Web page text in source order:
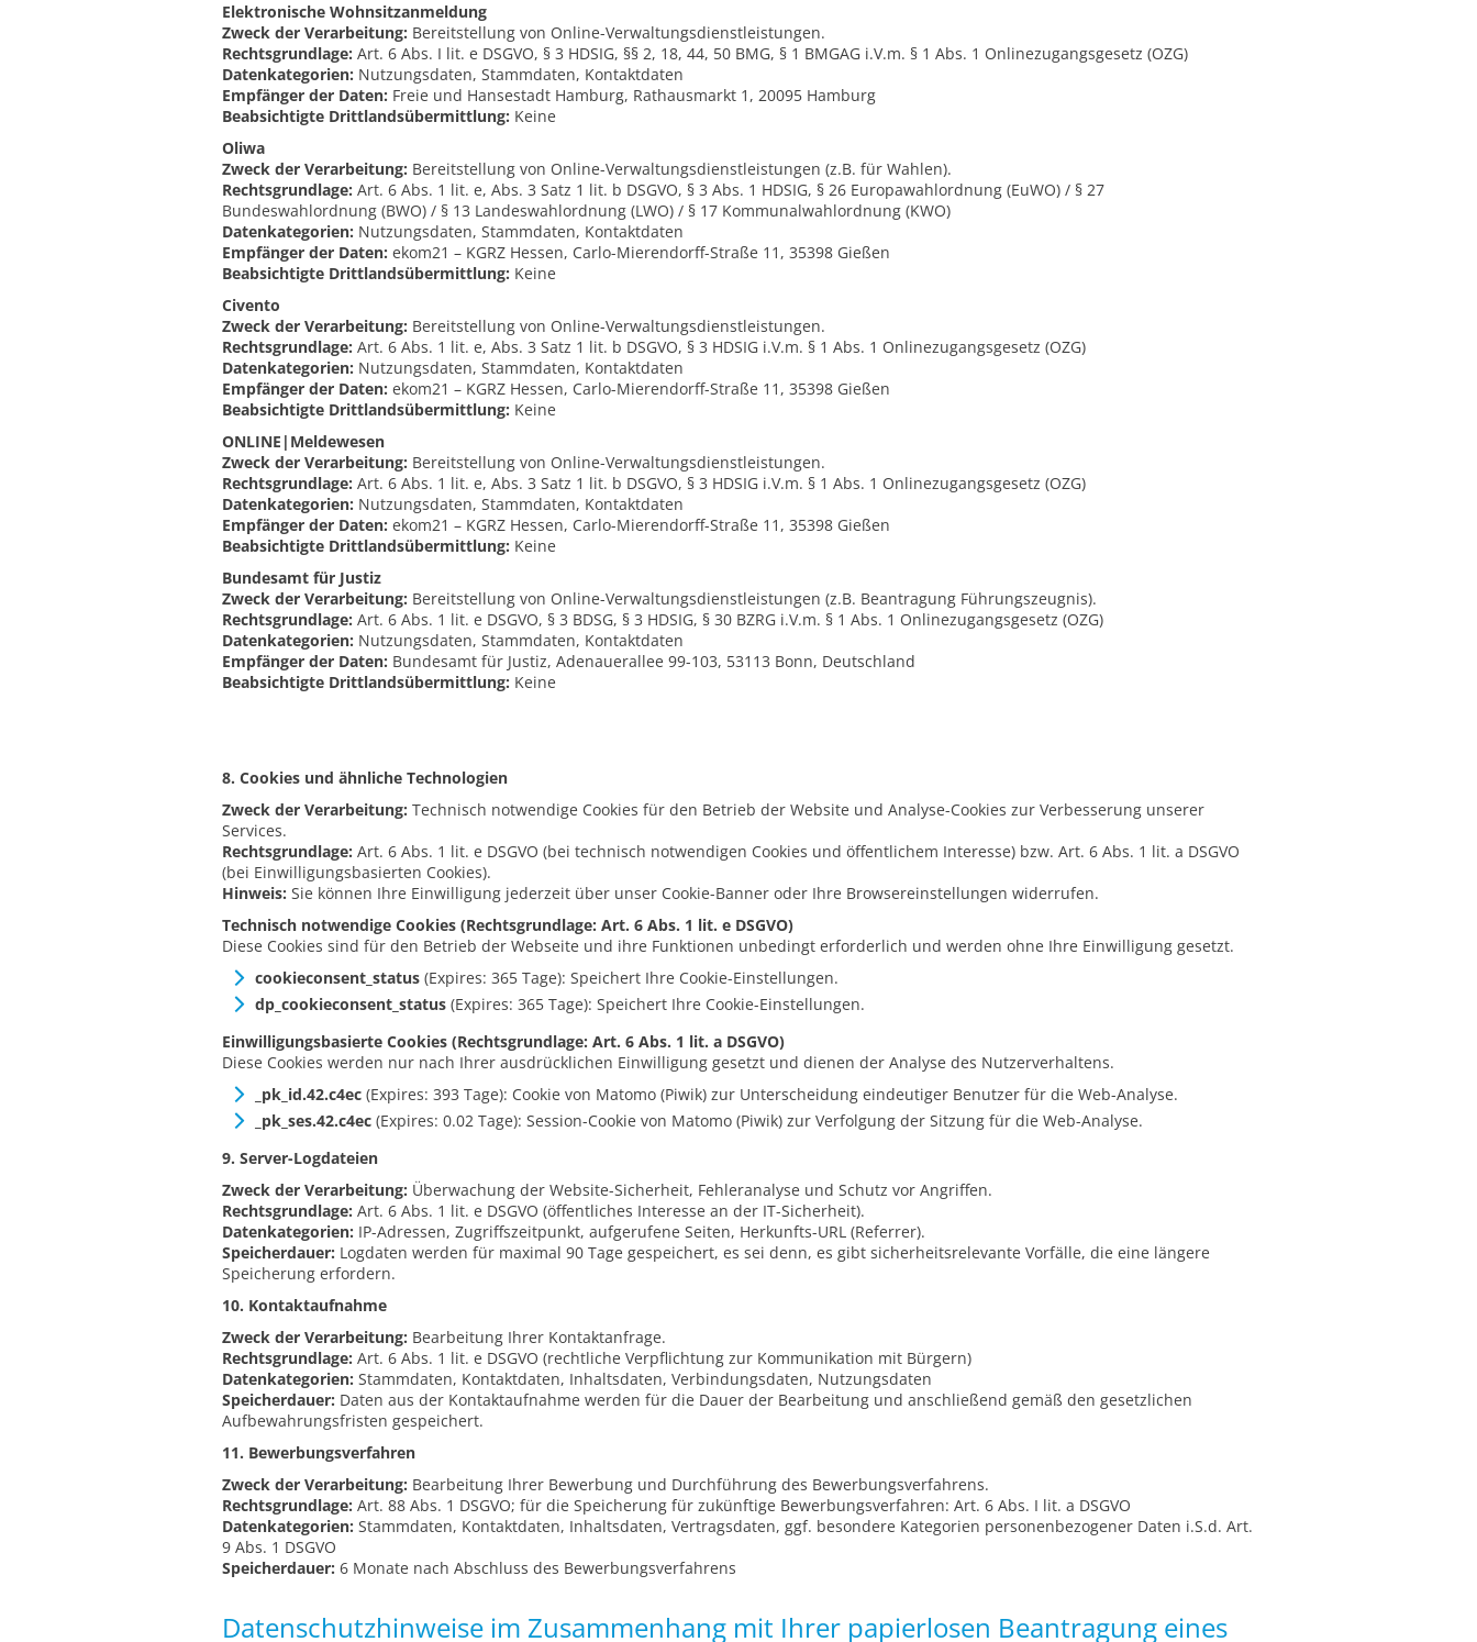
Elektronische Wohnsitzanmeldung
Zweck der Verarbeitung: Bereitstellung von Online-Verwaltungsdienstleistungen.
Rechtsgrundlage: Art. 6 Abs. I lit. e DSGVO, § 3 HDSIG, §§ 2, 18, 44, 50 BMG, § 1 BMGAG i.V.m. § 1 Abs. 1 Onlinezugangsgesetz (OZG)
Datenkategorien: Nutzungsdaten, Stammdaten, Kontaktdaten
Empfänger der Daten: Freie und Hansestadt Hamburg, Rathausmarkt 1, 20095 Hamburg
Beabsichtigte Drittlandsübermittlung: Keine
Oliwa
Zweck der Verarbeitung: Bereitstellung von Online-Verwaltungsdienstleistungen (z.B. für Wahlen).
Rechtsgrundlage: Art. 6 Abs. 1 lit. e, Abs. 3 Satz 1 lit. b DSGVO, § 3 Abs. 1 HDSIG, § 26 Europawahlordnung (EuWO) / § 27
Bundeswahlordnung (BWO) / § 13 Landeswahlordnung (LWO) / § 17 Kommunalwahlordnung (KWO)
Datenkategorien: Nutzungsdaten, Stammdaten, Kontaktdaten
Empfänger der Daten: ekom21 – KGRZ Hessen, Carlo-Mierendorff-Straße 11, 35398 Gießen
Beabsichtigte Drittlandsübermittlung: Keine
Civento
Zweck der Verarbeitung: Bereitstellung von Online-Verwaltungsdienstleistungen.
Rechtsgrundlage: Art. 6 Abs. 1 lit. e, Abs. 3 Satz 1 lit. b DSGVO, § 3 HDSIG i.V.m. § 1 Abs. 1 Onlinezugangsgesetz (OZG)
Datenkategorien: Nutzungsdaten, Stammdaten, Kontaktdaten
Empfänger der Daten: ekom21 – KGRZ Hessen, Carlo-Mierendorff-Straße 11, 35398 Gießen
Beabsichtigte Drittlandsübermittlung: Keine
ONLINE|Meldewesen
Zweck der Verarbeitung: Bereitstellung von Online-Verwaltungsdienstleistungen.
Rechtsgrundlage: Art. 6 Abs. 1 lit. e, Abs. 3 Satz 1 lit. b DSGVO, § 3 HDSIG i.V.m. § 1 Abs. 1 Onlinezugangsgesetz (OZG)
Datenkategorien: Nutzungsdaten, Stammdaten, Kontaktdaten
Empfänger der Daten: ekom21 – KGRZ Hessen, Carlo-Mierendorff-Straße 11, 35398 Gießen
Beabsichtigte Drittlandsübermittlung: Keine
Bundesamt für Justiz
Zweck der Verarbeitung: Bereitstellung von Online-Verwaltungsdienstleistungen (z.B. Beantragung Führungszeugnis).
Rechtsgrundlage: Art. 6 Abs. 1 lit. e DSGVO, § 3 BDSG, § 3 HDSIG, § 30 BZRG i.V.m. § 1 Abs. 1 Onlinezugangsgesetz (OZG)
Datenkategorien: Nutzungsdaten, Stammdaten, Kontaktdaten
Empfänger der Daten: Bundesamt für Justiz, Adenauerallee 99-103, 53113 Bonn, Deutschland
Beabsichtigte Drittlandsübermittlung: Keine
8. Cookies und ähnliche Technologien
Zweck der Verarbeitung: Technisch notwendige Cookies für den Betrieb der Website und Analyse-Cookies zur Verbesserung unserer
Services.
Rechtsgrundlage: Art. 6 Abs. 1 lit. e DSGVO (bei technisch notwendigen Cookies und öffentlichem Interesse) bzw. Art. 6 Abs. 1 lit. a DSGVO
(bei Einwilligungsbasierten Cookies).
Hinweis: Sie können Ihre Einwilligung jederzeit über unser Cookie-Banner oder Ihre Browsereinstellungen widerrufen.
Technisch notwendige Cookies (Rechtsgrundlage: Art. 6 Abs. 1 lit. e DSGVO)
Diese Cookies sind für den Betrieb der Webseite und ihre Funktionen unbedingt erforderlich und werden ohne Ihre Einwilligung gesetzt.
cookieconsent_status (Expires: 365 Tage): Speichert Ihre Cookie-Einstellungen.
dp_cookieconsent_status (Expires: 365 Tage): Speichert Ihre Cookie-Einstellungen.
Einwilligungsbasierte Cookies (Rechtsgrundlage: Art. 6 Abs. 1 lit. a DSGVO)
Diese Cookies werden nur nach Ihrer ausdrücklichen Einwilligung gesetzt und dienen der Analyse des Nutzerverhaltens.
_pk_id.42.c4ec (Expires: 393 Tage): Cookie von Matomo (Piwik) zur Unterscheidung eindeutiger Benutzer für die Web-Analyse.
_pk_ses.42.c4ec (Expires: 0.02 Tage): Session-Cookie von Matomo (Piwik) zur Verfolgung der Sitzung für die Web-Analyse.
9. Server-Logdateien
Zweck der Verarbeitung: Überwachung der Website-Sicherheit, Fehleranalyse und Schutz vor Angriffen.
Rechtsgrundlage: Art. 6 Abs. 1 lit. e DSGVO (öffentliches Interesse an der IT-Sicherheit).
Datenkategorien: IP-Adressen, Zugriffszeitpunkt, aufgerufene Seiten, Herkunfts-URL (Referrer).
Speicherdauer: Logdaten werden für maximal 90 Tage gespeichert, es sei denn, es gibt sicherheitsrelevante Vorfälle, die eine längere
Speicherung erfordern.
10. Kontaktaufnahme
Zweck der Verarbeitung: Bearbeitung Ihrer Kontaktanfrage.
Rechtsgrundlage: Art. 6 Abs. 1 lit. e DSGVO (rechtliche Verpflichtung zur Kommunikation mit Bürgern)
Datenkategorien: Stammdaten, Kontaktdaten, Inhaltsdaten, Verbindungsdaten, Nutzungsdaten
Speicherdauer: Daten aus der Kontaktaufnahme werden für die Dauer der Bearbeitung und anschließend gemäß den gesetzlichen
Aufbewahrungsfristen gespeichert.
11. Bewerbungsverfahren
Zweck der Verarbeitung: Bearbeitung Ihrer Bewerbung und Durchführung des Bewerbungsverfahrens.
Rechtsgrundlage: Art. 88 Abs. 1 DSGVO; für die Speicherung für zukünftige Bewerbungsverfahren: Art. 6 Abs. I lit. a DSGVO
Datenkategorien: Stammdaten, Kontaktdaten, Inhaltsdaten, Vertragsdaten, ggf. besondere Kategorien personenbezogener Daten i.S.d. Art.
9 Abs. 1 DSGVO
Speicherdauer: 6 Monate nach Abschluss des Bewerbungsverfahrens
Datenschutzhinweise im Zusammenhang mit Ihrer papierlosen Beantragung eines